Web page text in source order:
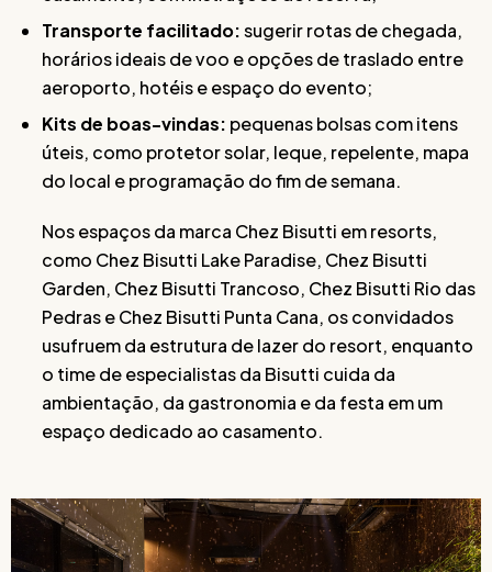
Transporte facilitado:sugerir rotas de chegada,
horários ideais de voo e opções de traslado entre
aeroporto, hotéis e espaço do evento;
Kits de boas-vindas: pequenas bolsas com itens
úteis, como protetor solar, leque, repelente, mapa
do local e programação do fim de semana.
Nos espaços da marca Chez Bisutti em resorts,
como Chez Bisutti Lake Paradise, Chez Bisutti
Garden, Chez Bisutti Trancoso, Chez Bisutti Rio das
Pedras e Chez Bisutti Punta Cana, os convidados
usufruem da estrutura de lazer do resort, enquanto
o time de especialistas da Bisutti cuida da
ambientação, da gastronomia e da festa em um
espaço dedicado ao casamento.